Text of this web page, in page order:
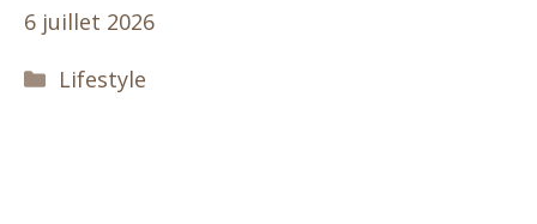
6 juillet 2026
Catégories
Lifestyle